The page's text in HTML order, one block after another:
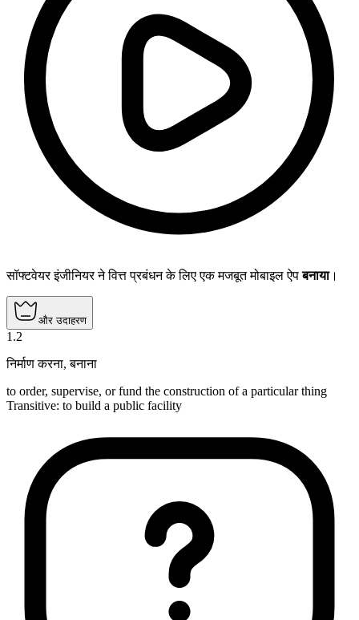
सॉफ्टवेयर इंजीनियर ने वित्त प्रबंधन के लिए एक मजबूत मोबाइल ऐपबनाया।
और उदाहरण
1 .2
निर्माण करना,बनाना
to order, supervise, or fund the construction of a particular thing
Transitive: to build a public facility